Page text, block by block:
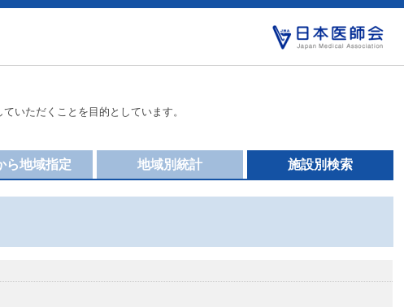
いただくことを目的としています。
施設別検索
地域別統計
ら地域指定